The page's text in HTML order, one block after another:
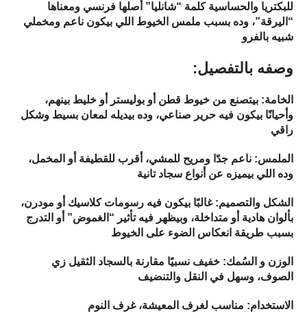
للبكتريا والحساسية كلمة “شانليا” أصلها فرنسي ومعناها
“اليرقة”، وده بسبب ملمس الخيوط اللي بيكون ناعم ومخملي
شبيه بالفرو
:وصفه بالتفصيل
وأحيانًا بيكون فيه حرير صناعي، وده بيديله لمعان بسيط وشكل
راقي
وده اللي بيميزه عن أنواع سجاد تانية
بألوان هادية أو متداخلة، وبيظهر فيه تأثير “الغموض” أو التدرج
بسبب طريقة انعكاس الضوء على الخيوط
الوزن و السُمك: خفيف نسبيًا مقارنة بالسجاد الثقيل زي
الصوف، وسهل في النقل والتنضيف
الاستخدام: مناسب لغرف المعيشة، غرف النوم